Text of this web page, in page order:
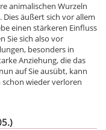
animalischen Wurzeln
äußert sich vor allem
einen stärkeren Einfluss
Sie sich also vor
besonders in
Anziehung, die das
auf Sie ausübt, kann
schon wieder verloren